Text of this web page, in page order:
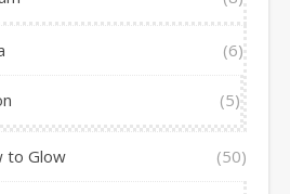
(6)
(5)
to Glow (50)